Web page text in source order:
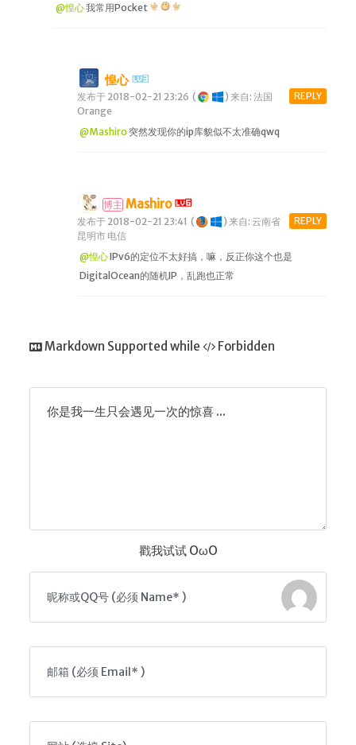
@惶心我常用Pocket
惶心
REPLY
发布于 2018-02-21 23:26 ( ) 来自: 法国
Orange
@Mashiro 突然发现你的ip库貌似不太准确qwq
博主 Mashiro
REPLY
发布于 2018-02-21 23:41 ( ) 来自: 云南省
昆明市 电信
@惶心IPv6的定位不太好搞，嘛，反正你这个也是
DigitalOcean的随机IP，乱跑也正常
Markdown Supported while Forbidden
你是我一生只会遇见一次的惊喜 ...
戳我试试 OωO